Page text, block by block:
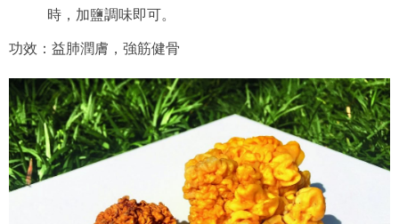
時，加鹽調味即可。
功效：益肺潤膚，強筋健骨